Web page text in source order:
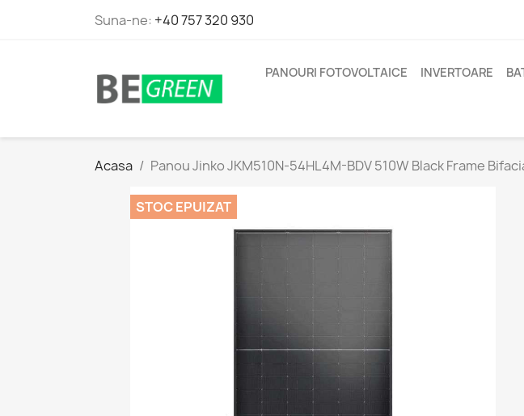
Suna-ne: +40 757 320 930
PANOURI FOTOVOLTAICE INVERTOARE
Acasa Panou Jinko JKM510N-54HL4M-BDV 510W Black Frame
STOC EPUIZAT